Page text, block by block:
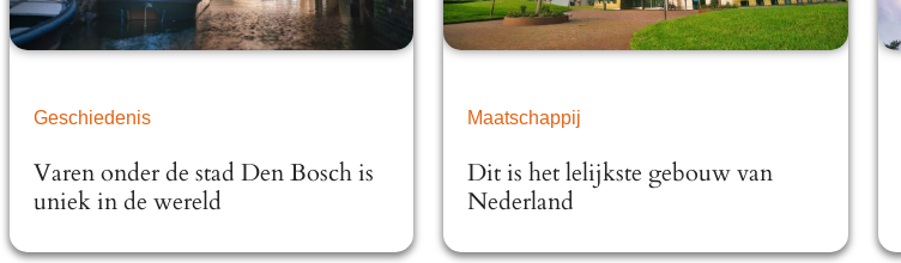
Geschiedenis
Varen onder de stad Den Bosch is
uniek in de wereld
Maatschappij
Dit is het lelijkste gebouw van
Nederland